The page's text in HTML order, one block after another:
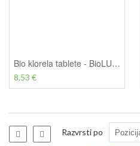
Bio klorela tablete - BioLUX, 100 g (200 tablet)
8,53 €
Seznam SeznamRazvrsti po